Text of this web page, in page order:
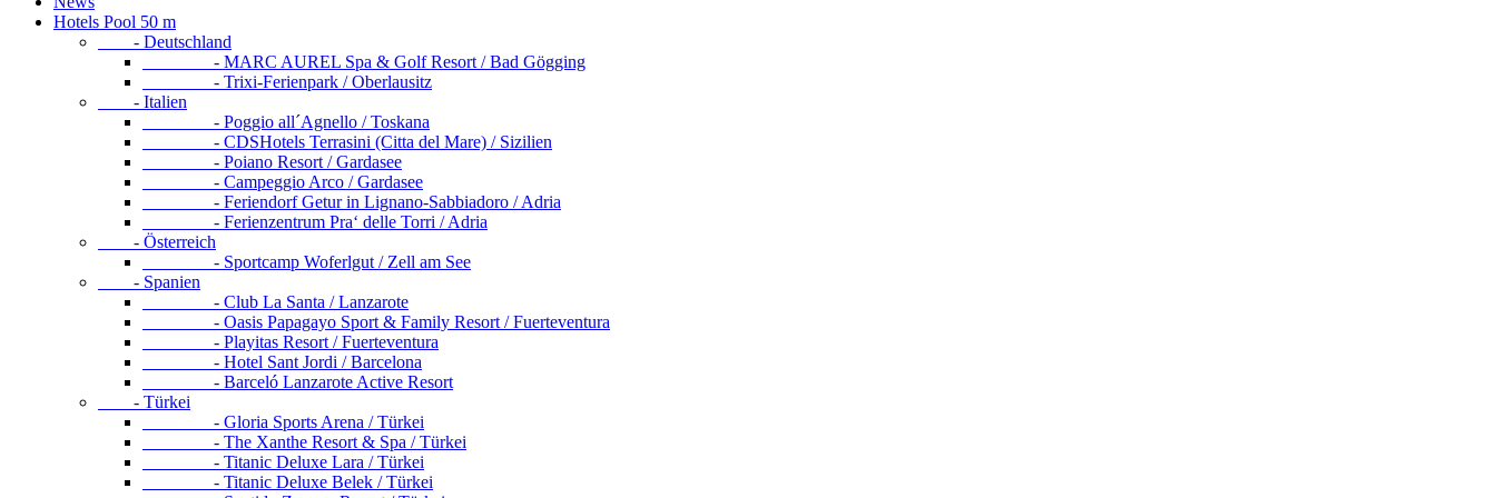
Hotels Pool 50 m
- Deutschland
- MARC AUREL Spa & Golf Resort / Bad Gögging
- Trixi-Ferienpark / Oberlausitz
- Italien
- Poggio all´Agnello / Toskana
- CDSHotels Terrasini (Citta del Mare) / Sizilien
- Poiano Resort / Gardasee
- Campeggio Arco / Gardasee
- Feriendorf Getur in Lignano-Sabbiadoro / Adria
- Ferienzentrum Pra‘ delle Torri / Adria
- Österreich
- Sportcamp Woferlgut / Zell am See
- Spanien
- Club La Santa / Lanzarote
- Oasis Papagayo Sport & Family Resort / Fuerteventura
- Playitas Resort / Fuerteventura
- Hotel Sant Jordi / Barcelona
- Barceló Lanzarote Active Resort
- Türkei
- Gloria Sports Arena / Türkei
- The Xanthe Resort & Spa / Türkei
- Titanic Deluxe Lara / Türkei
- Titanic Deluxe Belek / Türkei